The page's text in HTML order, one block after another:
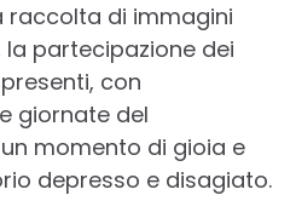
raccolta di immagini
partecipazione dei
con
giornate del
momento di gioia e
depresso e disagiato.